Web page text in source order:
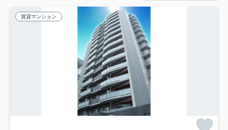
賃貸マンション